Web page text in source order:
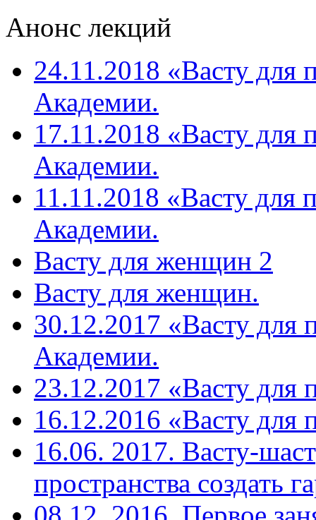
Анонс лекций
24.11.2018 «Васту для
Академии.
17.11.2018 «Васту для
Академии.
11.11.2018 «Васту для
Академии.
Васту для женщин 2
Васту для женщин.
30.12.2017 «Васту для
Академии.
23.12.2017 «Васту для
16.12.2016 «Васту для
16.06. 2017. Васту-
пространства создать